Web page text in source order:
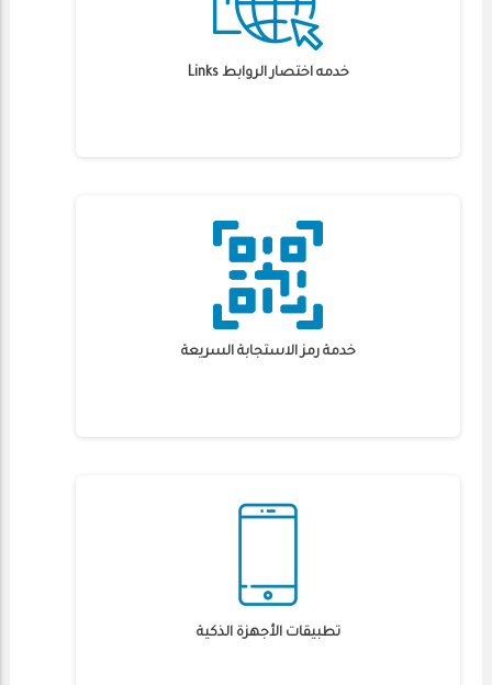
خدمه اختصار الروابط Links
خدمة رمز الاستجابة السريعة
تطبيقات الأجهزة الذكية